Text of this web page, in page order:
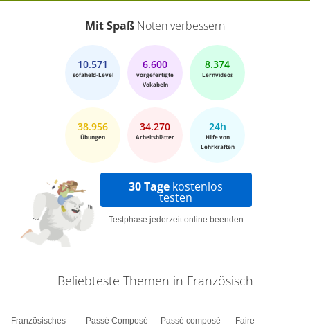
Mit Spaß Noten verbessern
10.571
sofaheld-Level
6.600
vorgefertigte
Vokabeln
8.374
Lernvideos
38.956
Übungen
34.270
Arbeitsblätter
24h
Hilfe von
Lehrkräften
30 Tage kostenlos
testen
Testphase jederzeit online beenden
Beliebteste Themen in Französisch
Französisches
Passé Composé
Passé composé
Faire